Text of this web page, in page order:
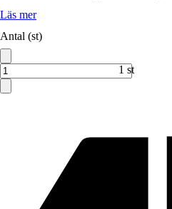
Läs mer
Antal (st)
1 st